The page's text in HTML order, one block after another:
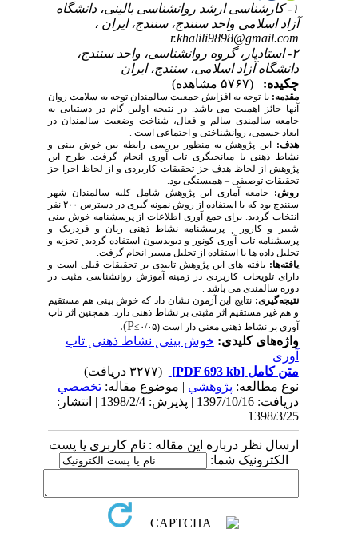
۱- کارشناسی ارشد روانشناسی بالینی، دانشگاه
آزاد اسلامی واحد سنندج، سنندج، ایران ،
r.khalili9898@gmail.com
۲- استادیار، گروه روانشناسی، واحد سنندج،
دانشگاه آزاد اسلامی، سنندج، ایران
چکیده:
مقدمه:با توجه به افزایش جمعیت سالمندان توجه به سلامت روان
آنها حائز اهمیت می باشد. در نتیجه اولین گام در دستیابی به
جامعه سالمندی سالم و فعال، شناخت وضعیت سالمندان در
ابعاد جسمی، روانشناختی و اجتماعی است .
هدف:این پژوهش به منظور بررسی رابطه بین خوش بینی و
نشاط ذهنی با میانجیگری تاب آوری انجام گرفت. طرح این
پژوهش از لحاظ هدف جز تحقیقات کاربردی و از لحاظ اجرا جز
تحقیقات توصیفی – همبستگی بود.
روش:جامعه آماری این پژوهش شامل کلیه سالمندان شهر
سنندج بود که با استفاده از روش نمونه گیری در دسترس ۲۰۰ نفر
انتخاب گردید. برای جمع آوری اطلاعات از پرسشنامه خوش بینی
شییر و کارور ˛ پرسشنامه نشاط ذهنی ریان و فردریک و
پرسشنامه تاب آوری کونور و دیویدسون استفاده گردید˛ تجزیه و
تحلیل داده ها با استفاده از تحلیل مسیر انجام گرفت.
یافته‌ها:یافته های این پژوهش تاییدی بر تحقیقات قبلی است و
دارای تلویحات کاربردی در زمینه آموزش روانشناسی مثبت در
دوره سالمندی می باشد .
نتیجه‌گیری:نتایج این آزمون نشان داد که خوش بینی هم مستقیم
و هم غیر مستقیم اثر مثبتی بر نشاط ذهنی دارد. همچنین اثر تاب
آوری بر نشاط ذهنی معنی دار است (۰/۰۵
≤
P).
واژه‌های کلیدی:خوش بینی˛ نشاط ذهنی˛ تاب
آوری
متن کامل[PDF 693 kb]
نوع مطالعه:پژوهشي| موضوع مقاله:تخصصي
دریافت: 1397/10/16 | پذیرش: 1398/2/4 | انتشار:
1398/3/25
ارسال نظر درباره این مقاله : نام کاربری یا پست
الکترونیک شما: